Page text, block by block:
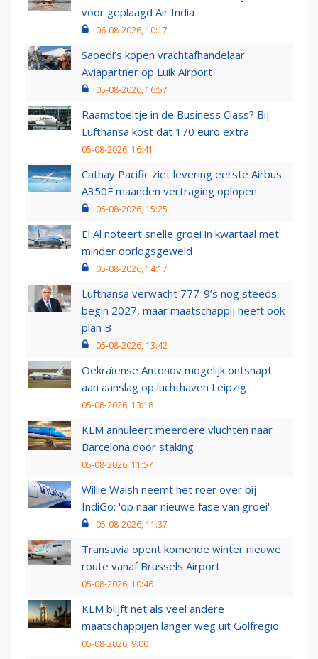
voor geplaagd Air India
06-08-2026, 10:17
Saoedi’s kopen vrachtafhandelaar
Aviapartner op Luik Airport
05-08-2026, 16:57
Raamstoeltje in de Business Class? Bij
Lufthansa kost dat 170 euro extra
05-08-2026, 16:41
Cathay Pacific ziet levering eerste Airbus
A350F maanden vertraging oplopen
05-08-2026, 15:25
El Al noteert snelle groei in kwartaal met
minder oorlogsgeweld
05-08-2026, 14:17
Lufthansa verwacht 777-9’s nog steeds
begin 2027, maar maatschappij heeft ook
plan B
05-08-2026, 13:42
Oekraïense Antonov mogelijk ontsnapt
aan aanslag op luchthaven Leipzig
05-08-2026, 13:18
KLM annuleert meerdere vluchten naar
Barcelona door staking
05-08-2026, 11:57
Willie Walsh neemt het roer over bij
IndiGo: 'op naar nieuwe fase van groei'
05-08-2026, 11:37
Transavia opent komende winter nieuwe
route vanaf Brussels Airport
05-08-2026, 10:46
KLM blijft net als veel andere
maatschappijen langer weg uit Golfregio
05-08-2026, 9:00